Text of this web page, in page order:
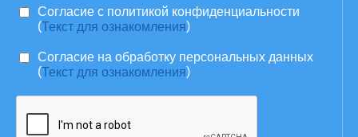
Согласие c политикой конфиденциальности
(Текст для ознакомления)
Согласие на обработку персональных данных
(Текст для ознакомления)